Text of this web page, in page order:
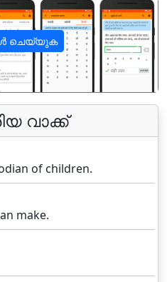
ചെയ്യുക
अगला
വാക്ക്
of children.
make.